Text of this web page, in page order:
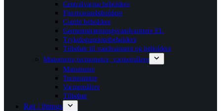
Centralvarme beholdere
Fjernvarmebeholdere
Combi beholdere
Gennemstrømningsvandvarmere EL
Trykekspansionsbeholdere
Tilbehør til vandvarmere og beholdere
Manometre,termometre, varmemålere
Manometre
Termometre
Varmemålere
Tilbehør
Rør / fittings